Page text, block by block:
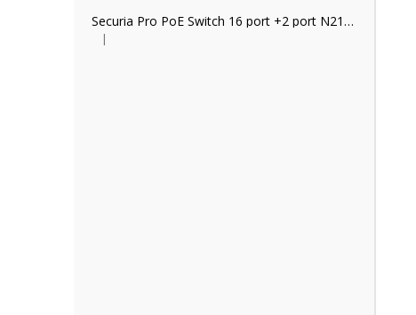
Securia Pro PoE Switch 16 port +2 port N2162P
Hodnocení produktu je 2 z 5 hvězdiček.
|